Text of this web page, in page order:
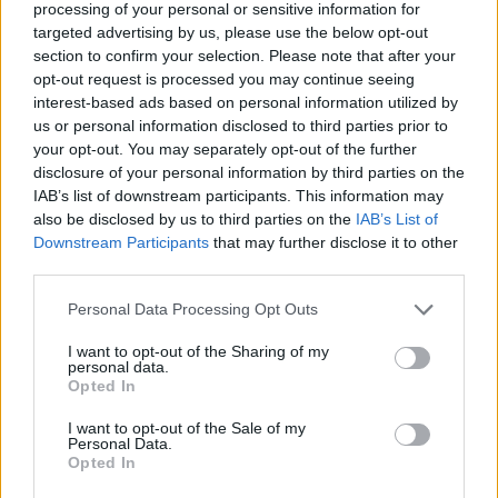
processing of your personal or sensitive information for
targeted advertising by us, please use the below opt-out
section to confirm your selection. Please note that after your
opt-out request is processed you may continue seeing
interest-based ads based on personal information utilized by
us or personal information disclosed to third parties prior to
your opt-out. You may separately opt-out of the further
disclosure of your personal information by third parties on the
IAB’s list of downstream participants. This information may
also be disclosed by us to third parties on the IAB’s List of
Downstream Participants that may further disclose it to other
Personal Data Processing Opt Outs
I want to opt-out of the Sharing of my
personal data.
Opted In
I want to opt-out of the Sale of my
Personal Data.
Opted In
Quand vous devez ouvrir le bouton de votre pantalon
pour mieux respirer après avoir englouti une pizza quatre
fromages devant la télé ou que vous avez mangé sans
vous en rendre compte la totalité d'un sachet de
croustilles à la cacahuète… De toute manière, vous ne
l'aimez pas vraiment ce jean.
4. « Bah au moins, j'ai pas de gastro. »
Quand vous avez fait tomber vos clés dans une bouche
d’égout, que vous avez appris que la robe que vous aviez
repérée depuis des jours et des jours était en rupture de
stock et que votre boss vous a annoncé que vos résultats
étaient en baisse… Dites-vous que la vie est belle puisque
5. « Moi, au moins, je reste digne. »
Quelque part dans le monde une nana porte un legging
couleur chair. Rien que pour ça, vous pouvez vous
estimer heureuse d'enfiler pour la cinquième fois de la
semaine votre éternel pantalon noir.
6. « Au moins, moi, je ne suis pas une Le Pen. »
Quand vous avez honte parce que non, pour la huit